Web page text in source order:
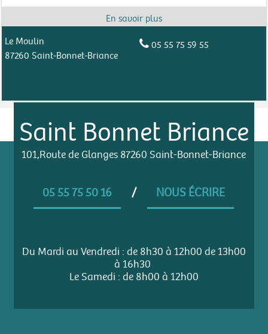
Le Moulin
87260 Saint-Bonnet-Briance
05 55 75 59 55
Saint Bonnet Briance
101,Route de Glanges 87260 Saint-Bonnet-Briance
05 55 75 50 16 / NOUS ÉCRIRE
Du Mardi au Vendredi : de 8h30 à 12h00 de 13h00
à 16h30
Le Samedi : de 8h00 à 12h00